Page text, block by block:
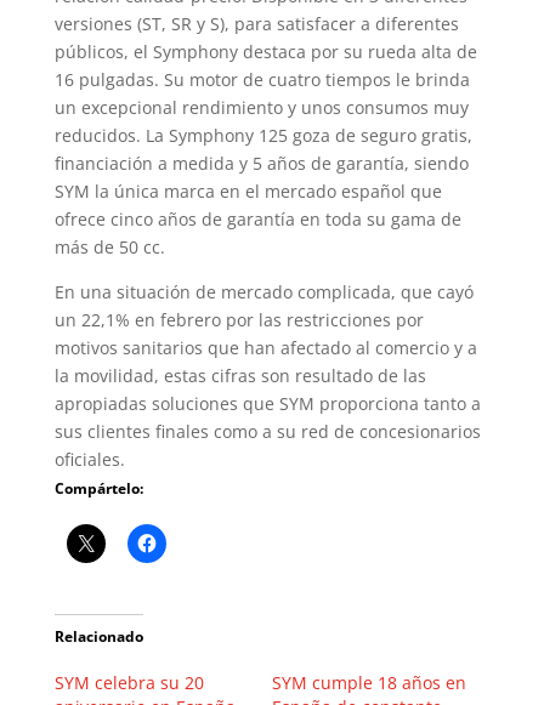
versiones (ST, SR y S), para satisfacer a diferentes
públicos, el Symphony destaca por su rueda alta de
16 pulgadas. Su motor de cuatro tiempos le brinda
un excepcional rendimiento y unos consumos muy
reducidos. La Symphony 125 goza de seguro gratis,
financiación a medida y 5 años de garantía, siendo
SYM la única marca en el mercado español que
ofrece cinco años de garantía en toda su gama de
más de 50 cc.
En una situación de mercado complicada, que cayó
un 22,1% en febrero por las restricciones por
motivos sanitarios que han afectado al comercio y a
la movilidad, estas cifras son resultado de las
apropiadas soluciones que SYM proporciona tanto a
sus clientes finales como a su red de concesionarios
oficiales.
Compártelo:
Relacionado
SYM celebra su 20
SYM cumple 18 años en